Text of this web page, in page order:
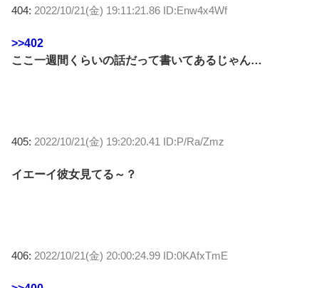
404: 2022/10/21(金) 19:11:21.86 ID:Enw4x4Wf
>>402
ここ一週間くらいの話だって書いてあるじゃん…
405: 2022/10/21(金) 19:20:20.41 ID:P/Ra/Zmz
イエーイ彼女見てる～？
406: 2022/10/21(金) 20:00:24.99 ID:0KAfxTmE